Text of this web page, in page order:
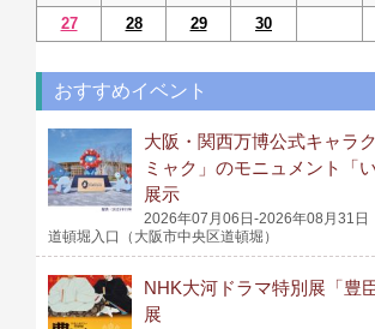
27
28 29 30
おすすめイベント
大阪・関西万博公式キャラ
ミャク」のモニュメント「
展示
2026年07月06日-2026年08月31日
道頓堀入口（大阪市中央区道頓堀）
NHK大河ドラマ特別展「豊
展